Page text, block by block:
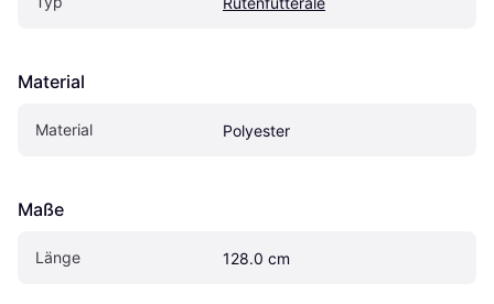
Material
Material Polyester
Maße
Länge 128.0 cm